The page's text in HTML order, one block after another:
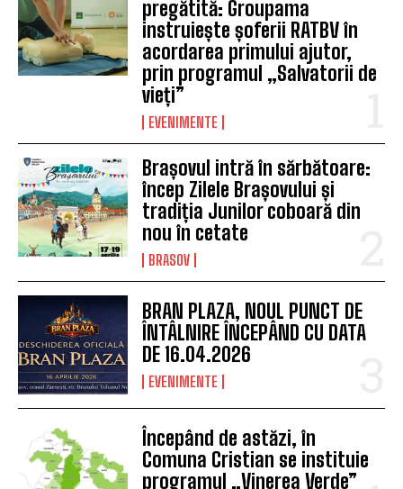
pregătită: Groupama
instruiește șoferii RATBV în
acordarea primului ajutor,
prin programul „Salvatorii de
vieți”
EVENIMENTE
Brașovul intră în sărbătoare:
încep Zilele Brașovului și
tradiția Junilor coboară din
nou în cetate
BRASOV
BRAN PLAZA, NOUL PUNCT DE
ÎNTÂLNIRE ÎNCEPÂND CU DATA
DE 16.04.2026
EVENIMENTE
Începând de astăzi, în
Comuna Cristian se instituie
programul „Vinerea Verde”